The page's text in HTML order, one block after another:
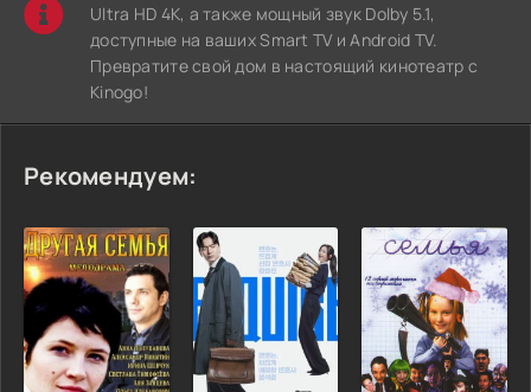
Ultra HD 4K, а также мощный звук Dolby 5.1,
доступные на ваших Smart TV и Android TV.
Превратите свой дом в настоящий кинотеатр с
Kinogo!
Рекомендуем: